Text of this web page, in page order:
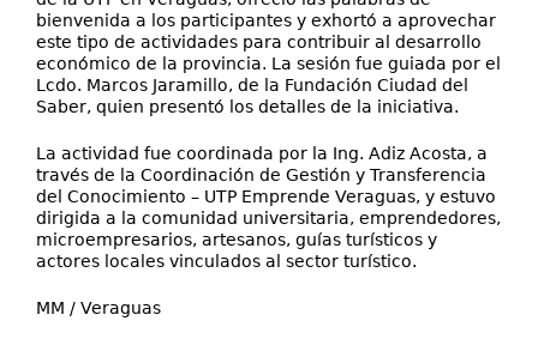
bienvenida a los participantes y exhortó a aprovechar
este tipo de actividades para contribuir al desarrollo
económico de la provincia. La sesión fue guiada por el
Lcdo. Marcos Jaramillo, de la Fundación Ciudad del
Saber, quien presentó los detalles de la iniciativa.
La actividad fue coordinada por la Ing. Adiz Acosta, a
través de la Coordinación de Gestión y Transferencia
del Conocimiento – UTP Emprende Veraguas, y estuvo
dirigida a la comunidad universitaria, emprendedores,
microempresarios, artesanos, guías turísticos y
actores locales vinculados al sector turístico.
MM / Veraguas